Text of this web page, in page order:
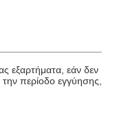
εξαρτήματα, εάν δεν
περίοδο εγγύησης,